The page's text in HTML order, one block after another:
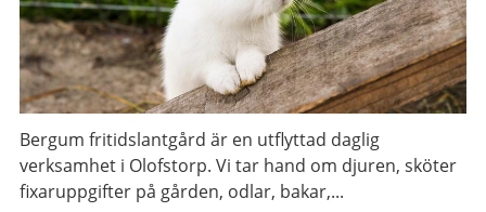
Bergum fritidslantgård är en utflyttad daglig
verksamhet i Olofstorp. Vi tar hand om djuren, sköter
fixaruppgifter på gården, odlar, bakar,...